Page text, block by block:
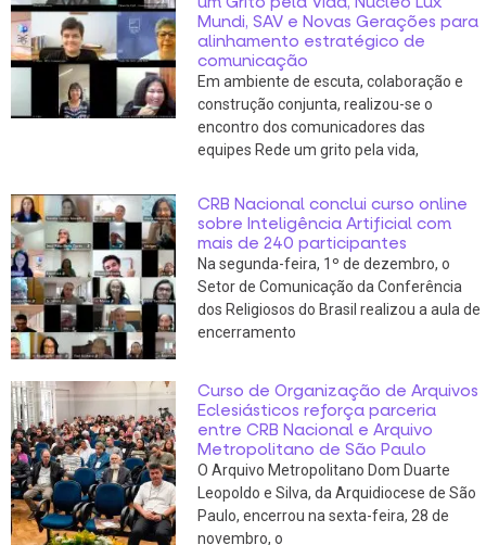
Mundi, SAV e Novas Gerações para
alinhamento estratégico de
comunicação
Em ambiente de escuta, colaboração e
construção conjunta, realizou-se o
encontro dos comunicadores das
equipes Rede um grito pela vida,
CRB Nacional conclui curso online
sobre Inteligência Artificial com
mais de 240 participantes
Na segunda-feira, 1º de dezembro, o
Setor de Comunicação da Conferência
dos Religiosos do Brasil realizou a aula de
encerramento
Curso de Organização de Arquivos
Eclesiásticos reforça parceria
entre CRB Nacional e Arquivo
Metropolitano de São Paulo
O Arquivo Metropolitano Dom Duarte
Leopoldo e Silva, da Arquidiocese de São
Paulo, encerrou na sexta-feira, 28 de
novembro, o